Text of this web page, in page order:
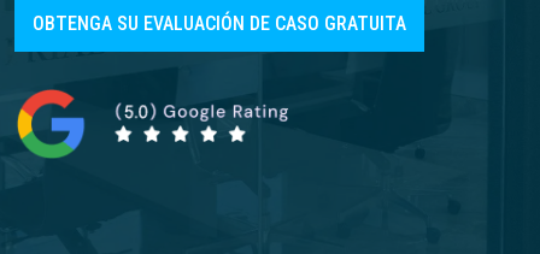
OBTENGA SU EVALUACIÓN DE CASO GRATUITA